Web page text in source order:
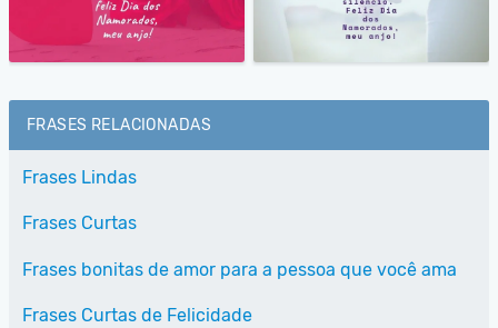
FRASES RELACIONADAS
Frases Lindas
Frases Curtas
Frases bonitas de amor para a pessoa que você ama
Frases Curtas de Felicidade